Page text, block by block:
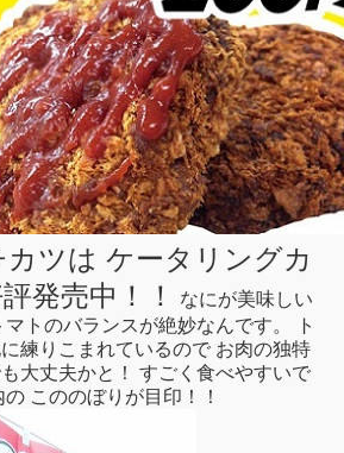
カツは ケータリングカ
発売中！！
なにが美味しい
トのバランスが絶妙なんです。 ト
練りこまれているので お肉の独特
大丈夫かと！ すごく食べやすいで
こののぼりが目印！！